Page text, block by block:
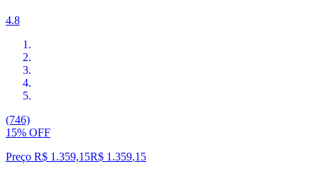
4.8
(746)
15% OFF
Preço R$ 1.359,15R$ 1.359,15